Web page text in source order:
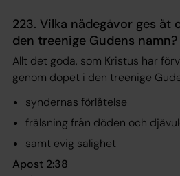
223. Vilka nådegåvor ges åt
den treenige Gudens namn?
Allt det goda, som Kristus har
genom dopet i den treenige
syndernas förlåtelse
frälsning från döden och
samt evig salighet
Apost 2:38